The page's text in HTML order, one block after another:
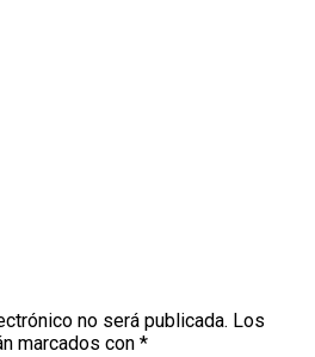
no será publicada. Los
marcados con *